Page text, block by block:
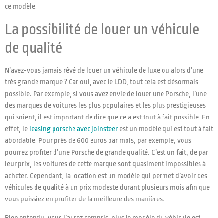
ce modèle.
La possibilité de louer un véhicule
de qualité
N’avez-vous jamais rêvé de louer un véhicule de luxe ou alors d’une
très grande marque ? Car oui, avec le LDD, tout cela est désormais
possible. Par exemple, si vous avez envie de louer une Porsche, l’une
des marques de voitures les plus populaires et les plus prestigieuses
qui soient, il est important de dire que cela est tout à fait possible. En
effet, le leasing porsche avec joinsteer est un modèle qui est tout à fait
abordable. Pour près de 600 euros par mois, par exemple, vous
pourrez profiter d’une Porsche de grande qualité. C’est un fait, de par
leur prix, les voitures de cette marque sont quasiment impossibles à
acheter. Cependant, la location est un modèle qui permet d’avoir des
véhicules de qualité à un prix modeste durant plusieurs mois afin que
vous puissiez en profiter de la meilleure des manières.